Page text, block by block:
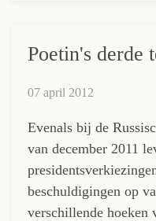
Poetin's derde
07 april 2012
Evenals bij de
van december 2011
beschuldigingen op
verschillende hoeken